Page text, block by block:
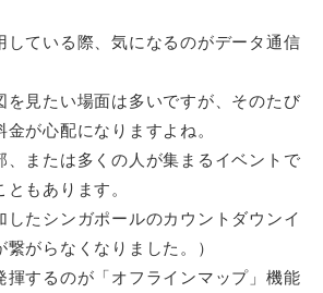
している際、気になるのがデータ通信
を見たい場面は多いですが、そのたび
が心配になりますよね。
、または多くの人が集まるイベントで
もあります。
したシンガポールのカウントダウンイ
がらなくなりました。）
揮するのが「オフラインマップ」機能